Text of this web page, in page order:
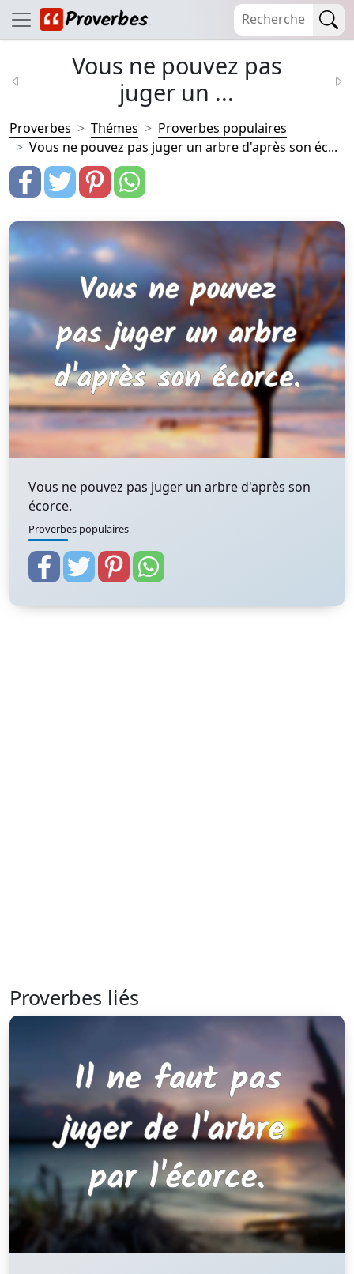
Vous ne pouvez pas
juger un ...
Proverbes Thémes
Proverbes populaires
Vous ne pouvez pas juger un arbre d'après son éc...
Vous ne pouvez pas juger un arbre d'après son
écorce.
Proverbes populaires
Proverbes liés